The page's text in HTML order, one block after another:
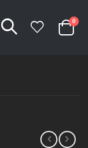
Cart
0